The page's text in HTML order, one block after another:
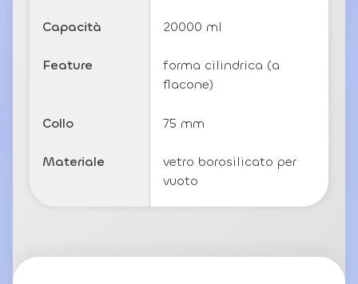
Capacità 20000 ml
Feature
forma cilindrica (a
flacone)
Collo 75 mm
Materiale
vetro borosilicato per
vuoto